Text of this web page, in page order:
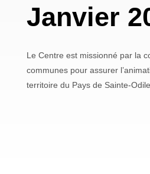
Janvier
Le Centre est missionné par la
communes pour assurer
territoire du Pays de Sainte-Odile.